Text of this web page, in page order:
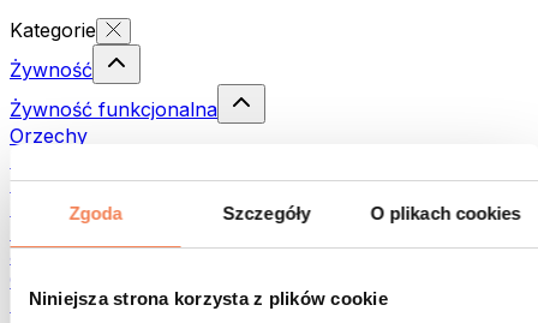
Zgoda Szczegóły O plikach cookies
Niniejsza strona korzysta z plików cookie
Kategorie
Żywność
Żywność funkcjonalna
Orzechy
Pasty i kremy do smarowania
Jajka
Chleb i pieczywo
Mięso